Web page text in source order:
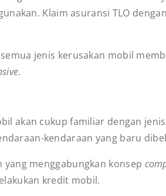
Klaim asuransi TLO
jenis kerusakan mobil
.
akan cukup familiar dengan
kendaraan yang baru
menggabungkan konsep
kredit mobil.